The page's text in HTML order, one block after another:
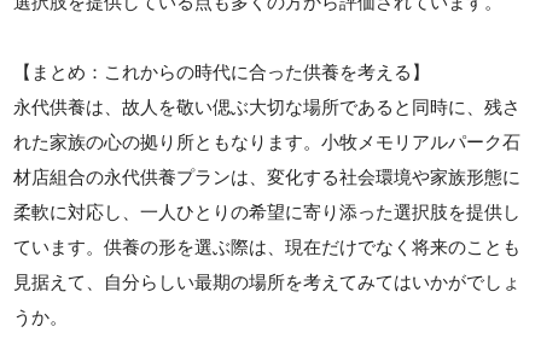
【まとめ：これからの時代に合った供養を考える】
永代供養は、故人を敬い偲ぶ大切な場所であると同時に、残さ
れた家族の心の拠り所ともなります。小牧メモリアルパーク石
材店組合の永代供養プランは、変化する社会環境や家族形態に
柔軟に対応し、一人ひとりの希望に寄り添った選択肢を提供し
ています。供養の形を選ぶ際は、現在だけでなく将来のことも
見据えて、自分らしい最期の場所を考えてみてはいかがでしょ
うか。